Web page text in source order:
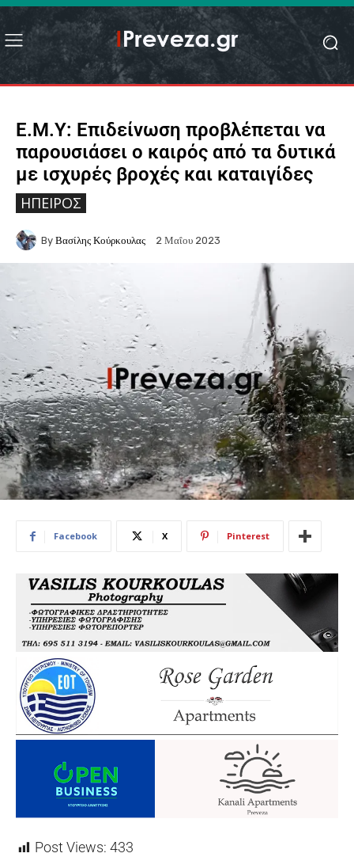
Ε.Μ.Υ: Επιδείνωση προβλέπεται να
παρουσιάσει ο καιρός από τα δυτικά
με ισχυρές βροχές και καταιγίδες
ΉΠΕΙΡΟΣ
By Βασίλης Κούρκουλας 2 Μαΐου 2023
Facebook X Pinterest
Post Views: 433